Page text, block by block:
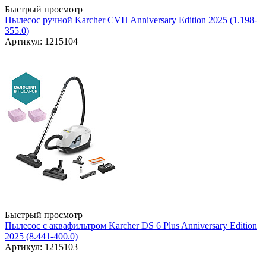
Быстрый просмотр
Пылесос ручной Karcher CVH Anniversary Edition 2025 (1.198-
355.0)
Артикул: 1215104
Быстрый просмотр
Пылесос с аквафильтром Karcher DS 6 Plus Anniversary Edition
2025 (8.441-400.0)
Артикул: 1215103